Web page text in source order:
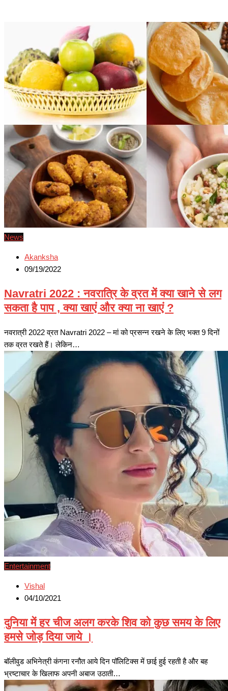
News
Akanksha
09/19/2022
Navratri 2022 : नवरात्रि के व्रत में क्या खाने से लग
सकता है पाप , क्या खाएं और क्या ना खाएं ?
नवरात्री 2022 व्रत Navratri 2022 – मां को प्रसन्न रखने के लिए भक्त 9 दिनों
तक व्रत रखते हैं। लेकिन…
Entertainment
Vishal
04/10/2021
दुनिया में हर चीज अलग करके शिव को कुछ समय के लिए
हमसे जोड़ दिया जाये ।
बॉलीवुड अभिनेत्री कंगना रनौत आये दिन पॉलिटिक्स में छाई हुई रहती है और बह
भ्रष्टाचार के खिलाफ अपनी अबाज उठाती…